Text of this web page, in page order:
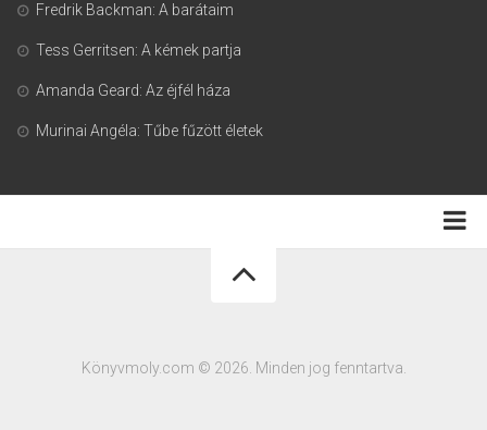
Fredrik Backman: A barátaim
Tess Gerritsen: A kémek partja
Amanda Geard: Az éjfél háza
Murinai Angéla: Tűbe fűzött életek
Könyvmoly.com © 2026. Minden jog fenntartva.